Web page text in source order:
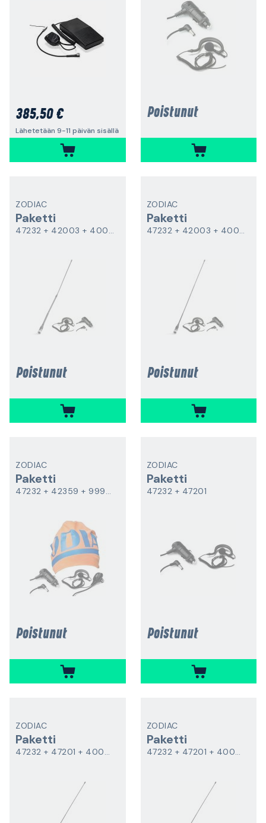
385,50 €
Lähetetään 9-11 päivän sisällä
Poistunut
ZODIAC
Paketti
47232 + 42003 + 40095
Poistunut
ZODIAC
Paketti
47232 + 42003 + 40096
Poistunut
ZODIAC
Paketti
47232 + 42359 + 99980
Poistunut
ZODIAC
Paketti
47232 + 47201
Poistunut
ZODIAC
Paketti
47232 + 47201 + 40084
ZODIAC
Paketti
47232 + 47201 + 40085